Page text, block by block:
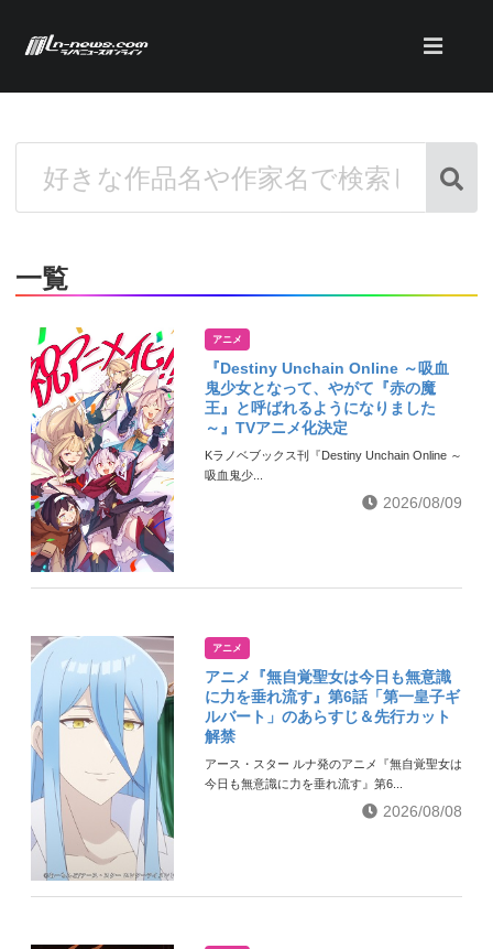
一覧
アニメ
『Destiny Unchain Online ～吸血
鬼少女となって、やがて『赤の魔
王』と呼ばれるようになりました
～』TVアニメ化決定
Kラノベブックス刊『Destiny Unchain Online ～
吸血鬼少...
2026/08/09
アニメ
アニメ『無自覚聖女は今日も無意識
に力を垂れ流す』第6話「第一皇子ギ
ルバート」のあらすじ＆先行カット
解禁
アース・スター ルナ発のアニメ『無自覚聖女は
今日も無意識に力を垂れ流す』第6...
2026/08/08